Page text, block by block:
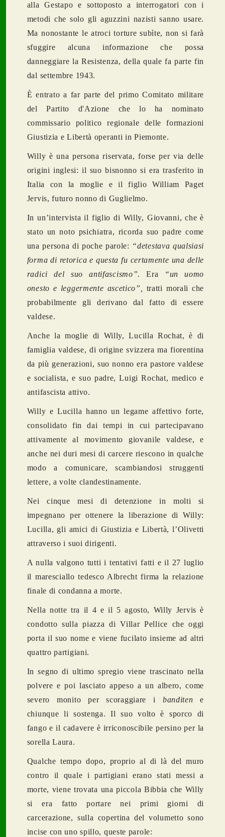
alla Gestapo e sottoposto a interrogatori con i
metodi che solo gli aguzzini nazisti sanno usare.
Ma nonostante le atroci torture subìte, non si farà
sfuggire alcuna informazione che possa
danneggiare la Resistenza, della quale fa parte fin
dal settembre 1943.
È entrato a far parte del primo Comitato militare
del Partito d'Azione che lo ha nominato
commissario politico regionale delle formazioni
Giustizia e Libertà operanti in Piemonte.
Willy è una persona riservata, forse per via delle
origini inglesi: il suo bisnonno si era trasferito in
Italia con la moglie e il figlio William Paget
Jervis, futuro nonno di Guglielmo.
In un’intervista il figlio di Willy, Giovanni, che è
stato un noto psichiatra, ricorda suo padre come
una persona di poche parole: “detestava qualsiasi
forma di retorica e questa fu certamente una delle
radici del suo antifascismo”.
Era
“un uomo
onesto e leggermente ascetico”,
tratti morali che
probabilmente gli derivano dal fatto di essere
valdese.
Anche la moglie di Willy, Lucilla Rochat, è di
famiglia valdese, di origine svizzera ma fiorentina
da più generazioni, suo nonno era pastore valdese
e socialista, e suo padre, Luigi Rochat, medico e
antifascista attivo.
Willy e Lucilla hanno un legame affettivo forte,
consolidato fin dai tempi in cui partecipavano
attivamente al movimento giovanile valdese, e
anche nei duri mesi di carcere riescono in qualche
modo a comunicare, scambiandosi struggenti
lettere, a volte clandestinamente.
Nei cinque mesi di detenzione in molti si
impegnano per ottenere la liberazione di Willy:
Lucilla, gli amici di Giustizia e Libertà, l’Olivetti
attraverso i suoi dirigenti.
A nulla valgono tutti i tentativi fatti e il 27 luglio
il maresciallo tedesco Albrecht firma la relazione
finale di condanna a morte.
Nella notte tra il 4 e il 5 agosto, Willy Jervis è
condotto sulla piazza di Villar Pellice che oggi
porta il suo nome e viene fucilato insieme ad altri
quattro partigiani.
In segno di ultimo spregio viene trascinato nella
polvere e poi lasciato appeso a un albero, come
severo monito per scoraggiare i banditene
chiunque li sostenga. Il suo volto è sporco di
fango e il cadavere è irriconoscibile persino per la
sorella Laura.
Qualche tempo dopo, proprio al di là del muro
contro il quale i partigiani erano stati messi a
morte, viene trovata una piccola Bibbia che Willy
si era fatto portare nei primi giorni di
carcerazione, sulla copertina del volumetto sono
incise con uno spillo, queste parole: